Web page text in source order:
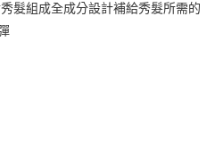
髮組成全成分設計補給秀髮所需的